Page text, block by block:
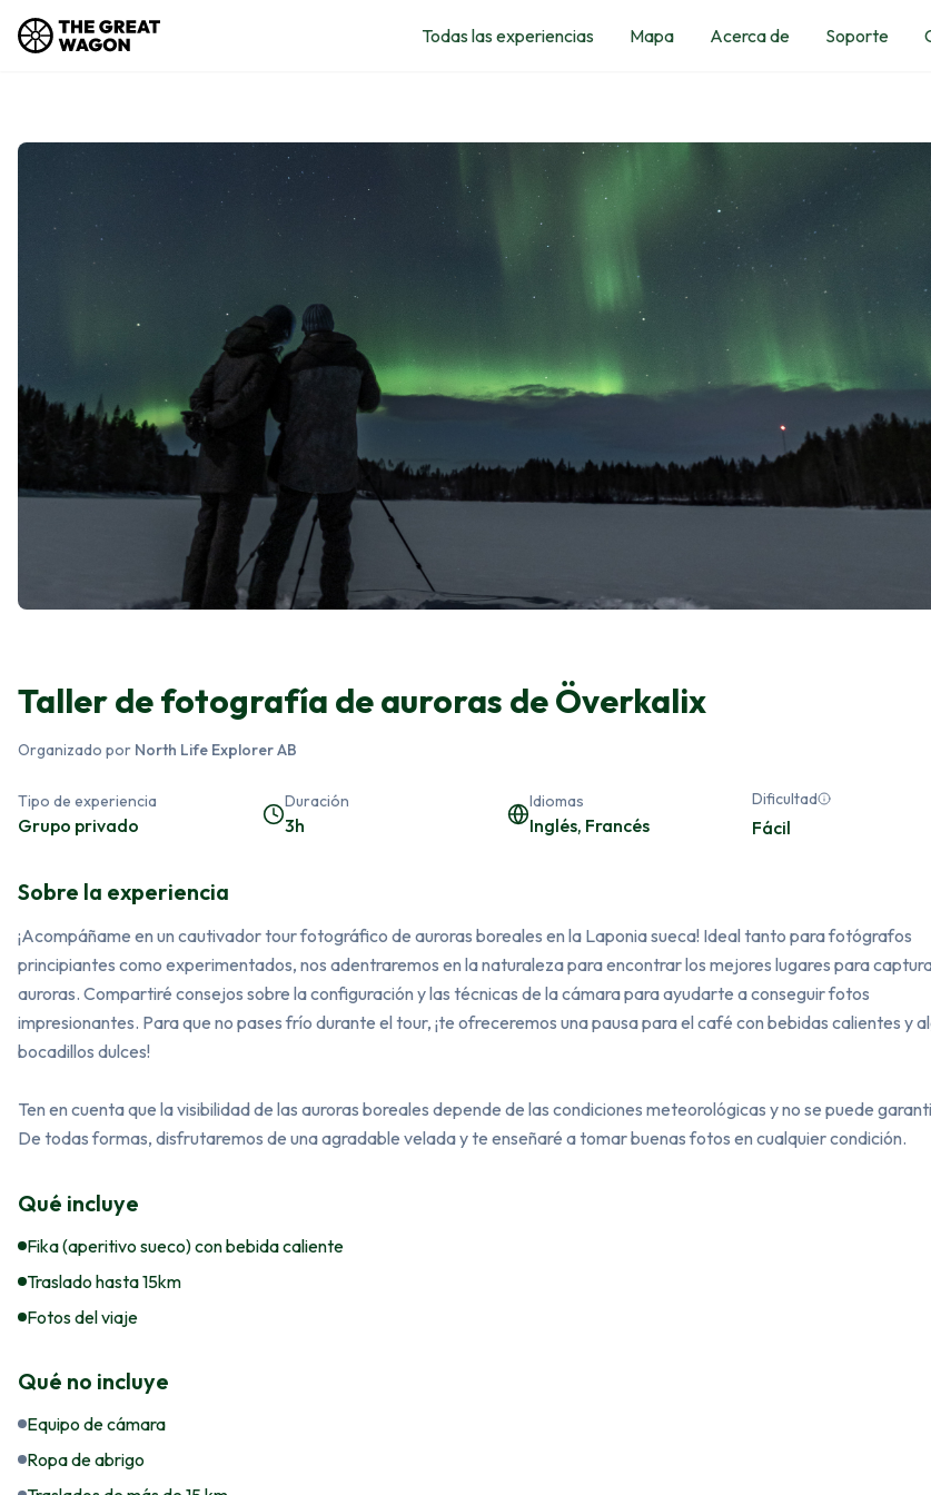
Todas las experiencias Mapa Acerca de Soporte
Taller de fotografía de auroras de Överkalix
Organizado por North Life Explorer AB
Tipo de experiencia
Grupo privado
Duración
3h
Idiomas
Inglés, Francés
Dificultad
Fácil
Sobre la experiencia
¡Acompáñame en un cautivador tour fotográfico de auroras boreales en la Laponia sueca! Ideal tanto para fotógrafos
principiantes como experimentados, nos adentraremos en la naturaleza para encontrar los mejores lugares para
auroras. Compartiré consejos sobre la configuración y las técnicas de la cámara para ayudarte a conseguir fotos
impresionantes. Para que no pases frío durante el tour, ¡te ofreceremos una pausa para el café con bebidas calientes y
bocadillos dulces!
Ten en cuenta que la visibilidad de las auroras boreales depende de las condiciones meteorológicas y no se puede
De todas formas, disfrutaremos de una agradable velada y te enseñaré a tomar buenas fotos en cualquier condición.
Qué incluye
Fika (aperitivo sueco) con bebida caliente
Traslado hasta 15km
Fotos del viaje
Qué no incluye
Equipo de cámara
Ropa de abrigo